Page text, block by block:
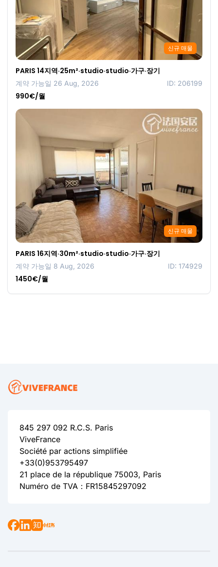
신규 매물
PARIS 14지역·25m²·studio·studio·가구·장기
계약 가능일 26 Aug, 2026 ID: 206199
990€/월
신규 매물
PARIS 16지역·30m²·studio·studio·가구·장기
계약 가능일 8 Aug, 2026 ID: 174929
1450€/월
845 297 092 R.C.S. Paris
ViveFrance
Société par actions simplifiée
+33(0)953795497
21 place de la république 75003, Paris
Numéro de TVA：FR15845297092